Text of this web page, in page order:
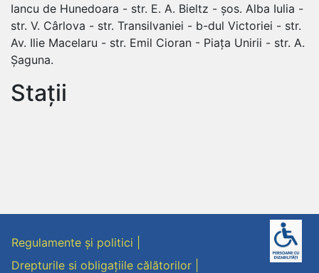
Iancu de Hunedoara - str. E. A. Bieltz - șos. Alba Iulia -
str. V. Cârlova - str. Transilvaniei - b-dul Victoriei - str.
Av. Ilie Macelaru - str. Emil Cioran - Piața Unirii - str. A.
Șaguna.
Stații
Regulamente și politici
Drepturile si obligațiile călătorilor